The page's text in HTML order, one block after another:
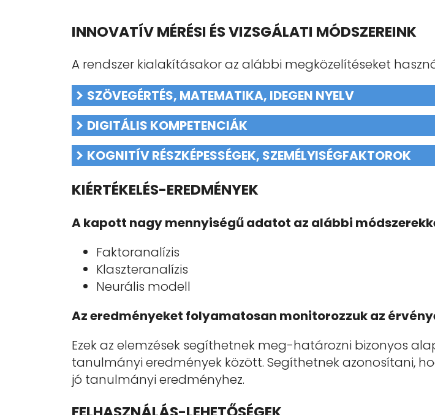
INNOVATÍV MÉRÉSI ÉS VIZSGÁLATI MÓDSZEREINK
A rendszer kialakításakor az alábbi megközelítéseket
SZÖVEGÉRTÉS, MATEMATIKA, IDEGEN NYELV
DIGITÁLIS KOMPETENCIÁK
KOGNITÍV RÉSZKÉPESSÉGEK, SZEMÉLYISÉGFAKTOROK
KIÉRTÉKELÉS-EREDMÉNYEK
A kapott nagy mennyiségű adatot az alábbi
Faktoranalízis
Klaszteranalízis
Neurális modell
Az eredményeket folyamatosan monitorozzuk az
Ezek az elemzések segíthetnek meg-határozni bizonyos
tanulmányi eredmények között. Segíthetnek azonosítani,
jó tanulmányi eredményhez.